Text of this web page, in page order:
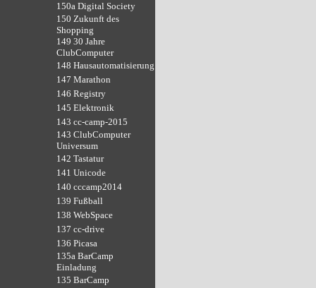
150a Digital Society
150 Zukunft des
Shopping
149 30 Jahre
ClubComputer
148 Hausautomatisierung
147 Marathon
146 Registry
145 Elektronik
143 cc-camp-2015
143 ClubComputer
Universum
142 Tastatur
141 Unicode
140 cccamp2014
139 Fußball
138 WebSpace
137 cc-drive
136 Picasa
135a BarCamp
Einladung
135 BarCamp